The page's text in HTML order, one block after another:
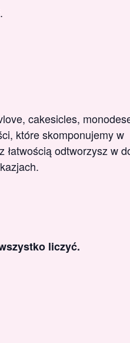
cakesicles,
które skomponujemy w
łatwością odtworzysz w
liczyć.